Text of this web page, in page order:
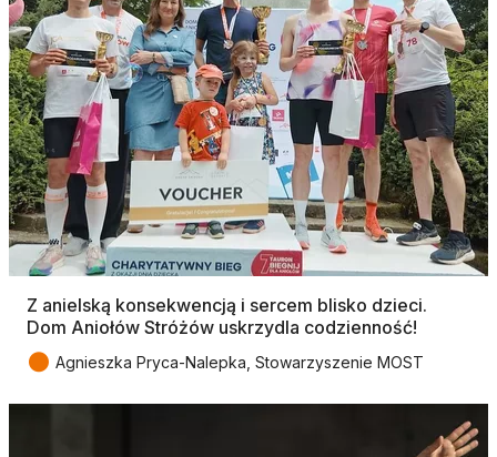
Z anielską konsekwencją i sercem blisko dzieci.
Dom Aniołów Stróżów uskrzydla codzienność!
● Agnieszka Pryca-Nalepka, Stowarzyszenie MOST